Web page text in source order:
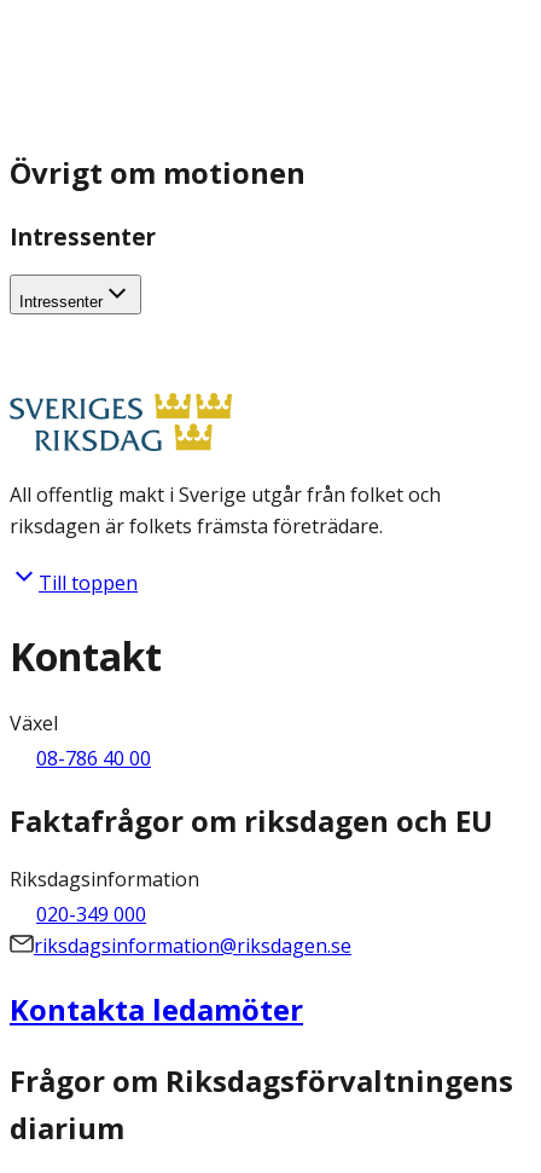
Övrigt om motionen
Intressenter
Intressenter
All offentlig makt i Sverige utgår från folket och
riksdagen är folkets främsta företrädare.
Till toppen
Kontakt
Växel
08-786 40 00
Faktafrågor om riksdagen och EU
Riksdagsinformation
020-349 000
riksdagsinformation@riksdagen.se
Kontakta ledamöter
Frågor om Riksdagsförvaltningens
diarium